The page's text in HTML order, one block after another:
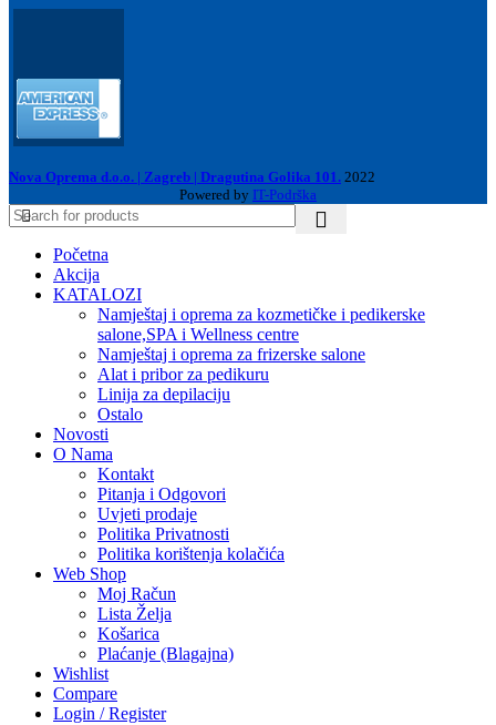
Nova Oprema d.o.o. | Zagreb | Dragutina Golika 101. 2022
Powered by IT-Podrška
Početna
Akcija
KATALOZI
Namještaj i oprema za kozmetičke i pedikerske
salone,SPA i Wellness centre
Namještaj i oprema za frizerske salone
Alat i pribor za pedikuru
Linija za depilaciju
Ostalo
Novosti
O Nama
Kontakt
Pitanja i Odgovori
Uvjeti prodaje
Politika Privatnosti
Politika korištenja kolačića
Web Shop
Moj Račun
Lista Želja
Košarica
Plaćanje (Blagajna)
Wishlist
Compare
Login / Register